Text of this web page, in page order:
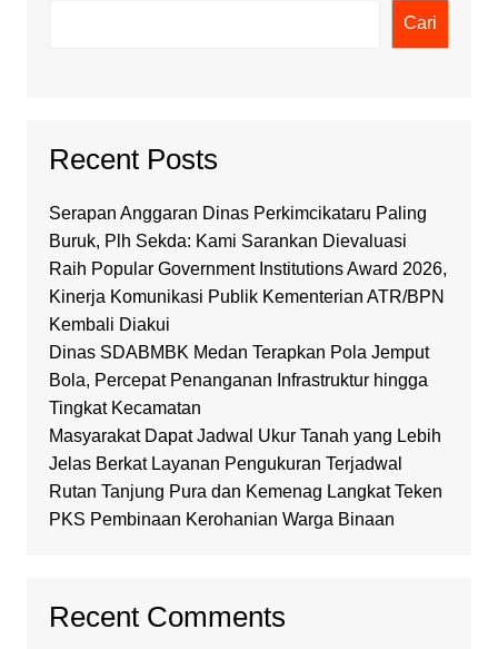
Cari
Recent Posts
Serapan Anggaran Dinas Perkimcikataru Paling
Buruk, Plh Sekda: Kami Sarankan Dievaluasi
Raih Popular Government Institutions Award 2026,
Kinerja Komunikasi Publik Kementerian ATR/BPN
Kembali Diakui
Dinas SDABMBK Medan Terapkan Pola Jemput
Bola, Percepat Penanganan Infrastruktur hingga
Tingkat Kecamatan
Masyarakat Dapat Jadwal Ukur Tanah yang Lebih
Jelas Berkat Layanan Pengukuran Terjadwal
Rutan Tanjung Pura dan Kemenag Langkat Teken
PKS Pembinaan Kerohanian Warga Binaan
Recent Comments